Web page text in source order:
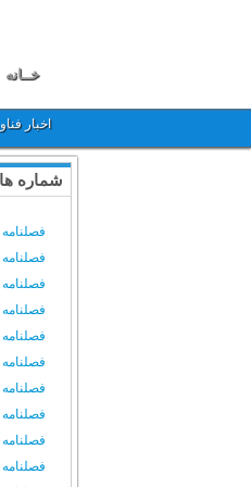
خــانه
اخبار
شماره
فصلنامه شماره
فصلنامه شماره
فصلنامه شماره
فصلنامه شماره
فصلنامه شماره
فصلنامه شماره
فصلنامه شماره
فصلنامه شماره
فصلنامه شماره
فصلنامه شماره